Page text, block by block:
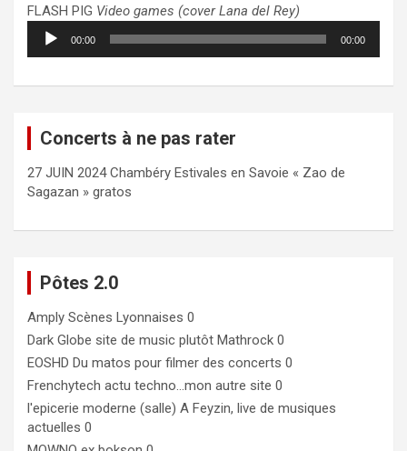
FLASH PIG Video games (cover Lana del Rey)
Lecteur
audio
00:00 00:00
Concerts à ne pas rater
27 JUIN 2024 Chambéry Estivales en Savoie « Zao de
Sagazan » gratos
Pôtes 2.0
Amply Scènes Lyonnaises 0
Dark Globe site de music plutôt Mathrock 0
EOSHD Du matos pour filmer des concerts 0
Frenchytech actu techno…mon autre site 0
l'epicerie moderne (salle) A Feyzin, live de musiques
actuelles 0